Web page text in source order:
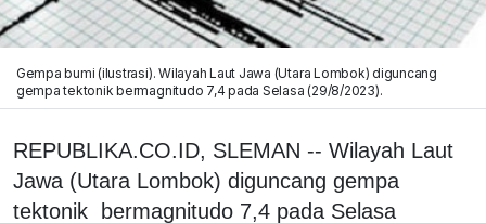
Gempa bumi (ilustrasi). Wilayah Laut Jawa (Utara Lombok) diguncang
gempa tektonik bermagnitudo 7,4 pada Selasa (29/8/2023).
REPUBLIKA.CO.ID, SLEMAN -- Wilayah Laut
Jawa (Utara Lombok) diguncang gempa
tektonik bermagnitudo 7,4 pada Selasa